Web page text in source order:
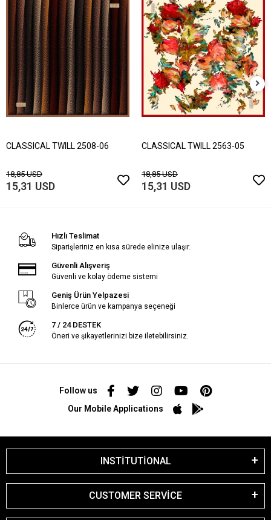
CLASSICAL TWILL 2508-06
18,85 USD
15,31 USD
CLASSICAL TWILL 2563-05
18,85 USD
15,31 USD
Hızlı Teslimat
Siparişleriniz en kısa sürede elinize ulaşır.
Güvenli Alışveriş
Güvenli ve kolay ödeme sistemi
Geniş Ürün Yelpazesi
Binlerce ürün ve kampanya seçeneği
7 / 24 DESTEK
Öneri ve şikayetlerinizi bize iletebilirsiniz.
Follow us
Our Mobile Applications
INSTİTUTİONAL
CUSTOMER SERVİCE